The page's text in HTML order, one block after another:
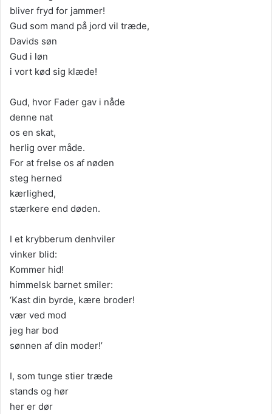
bliver fryd for jammer!
Gud som mand på jord vil træde,
Davids søn
Gud i løn
i vort kød sig klæde!
Gud, hvor Fader gav i nåde
denne nat
os en skat,
herlig over måde.
For at frelse os af nøden
steg herned
kærlighed,
stærkere end døden.
I et krybberum denhviler
vinker blid:
Kommer hid!
himmelsk barnet smiler:
‘Kast din byrde, kære broder!
vær ved mod
jeg har bod
sønnen af din moder!’
I, som tunge stier træde
stands og hør
her er dør